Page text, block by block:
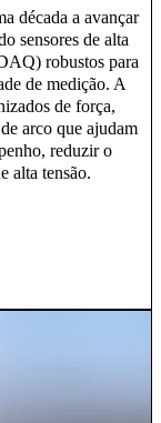
década a avançar
sensores de alta
robustos para
de medição. A
de força,
arco que ajudam
reduzir o
alta tensão.